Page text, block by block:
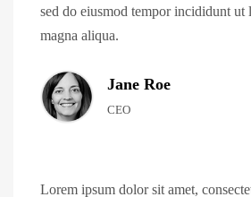
sed do eiusmod tempor incididunt ut
magna aliqua.
Jane Roe
CEO
Lorem ipsum dolor sit amet,